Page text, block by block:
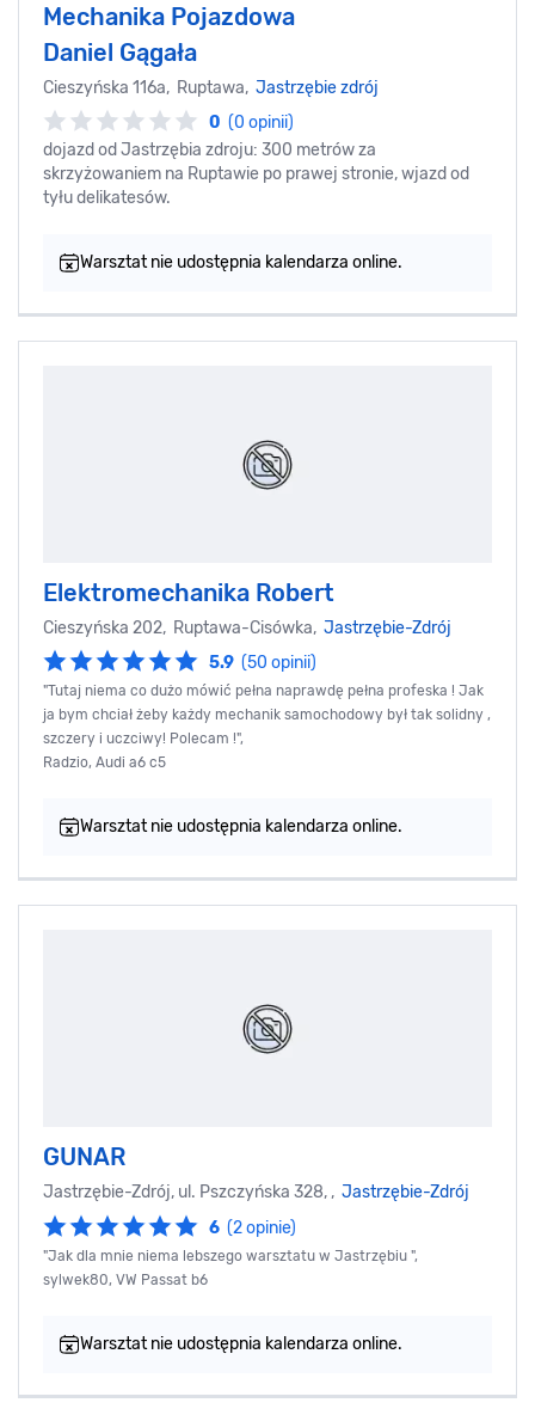
Mechanika Pojazdowa
Daniel Gągała
Cieszyńska 116a, Ruptawa, Jastrzębie zdrój
0 (0 opinii)
dojazd od Jastrzębia zdroju: 300 metrów za
skrzyżowaniem na Ruptawie po prawej stronie, wjazd od
tyłu delikatesów.
Warsztat nie udostępnia kalendarza online.
Elektromechanika Robert
Cieszyńska 202, Ruptawa-Cisówka, Jastrzębie-Zdrój
5.9 (50 opinii)
"Tutaj niema co dużo mówić pełna naprawdę pełna profeska ! Jak
ja bym chciał żeby każdy mechanik samochodowy był tak solidny ,
szczery i uczciwy! Polecam !",
Radzio, Audi a6 c5
Warsztat nie udostępnia kalendarza online.
GUNAR
Jastrzębie-Zdrój, ul. Pszczyńska 328, , Jastrzębie-Zdrój
6 (2 opinie)
"Jak dla mnie niema lebszego warsztatu w Jastrzębiu ",
sylwek80, VW Passat b6
Warsztat nie udostępnia kalendarza online.